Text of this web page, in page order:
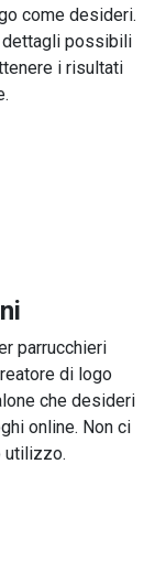
come desideri.
dettagli possibili
i risultati
parrucchieri
di logo
che desideri
online. Non ci
utilizzo.